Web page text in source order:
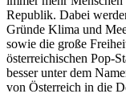
Republik. Dabei
Gründe Klima und
sowie die große
österreichischen Pop-
besser unter dem
von Österreich in die